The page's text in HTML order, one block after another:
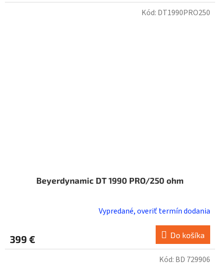
Beyerdynamic DT 1990 PRO/250 ohm
Vypredané, overiť termín dodania
399 € Do košíka
Kód: DT1990PRO250
Kód: BD 729906